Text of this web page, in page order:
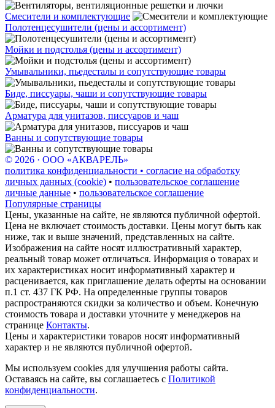
Смесители и комплектующие
Полотенцесушители (цены и ассортимент)
Мойки и подстолья (цены и ассортимент)
Умывальники, пьедесталы и сопутствующие товары
Биде, писсуары, чаши и сопутствующие товары
Арматура для унитазов, писсуаров и чаш
Ванны и сопутствующие товары
© 2026 · ООО «АКВАРЕЛЬ»
политика конфиденциальности • согласие на обработку
личных данных (cookie) • пользовательское соглашение
личные данные • пользовательское соглашение
Популярные страницы
Цены, указанные на сайте, не являются публичной офертой.
Цена не включает стоимость доставки. Цены могут быть как
ниже, так и выше значений, представленных на сайте.
Изображения на сайте носят иллюстративный характер,
реальный товар может отличаться. Информация о товарах и
их характеристиках носит информативный характер и
расценивается, как приглашение делать оферты на основании
п.1 ст. 437 ГК РФ. На определенные группы товаров
распространяются скидки за количество и объем. Конечную
стоимость товара и доставки уточните у менеджеров на
странице Контакты.
Цены и характеристики товаров носят информативный
характер и не являются публичной офертой.
Мы используем cookies для улучшения работы сайта.
Оставаясь на сайте, вы соглашаетесь с Политикой
конфиденциальности.